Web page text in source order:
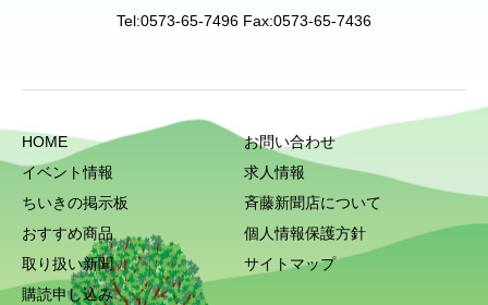
Tel:0573-65-7496 Fax:0573-65-7436
HOME
イベント情報
ちいきの掲示板
おすすめ商品
取り扱い新聞
購読申し込み
お問い合わせ
求人情報
斉藤新聞店について
個人情報保護方針
サイトマップ